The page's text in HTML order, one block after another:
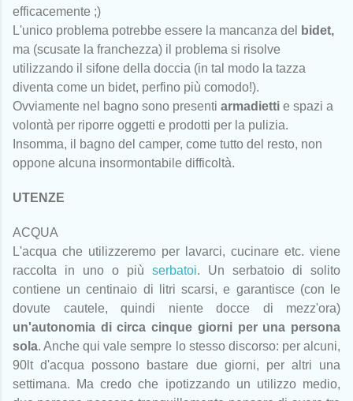
efficacemente ;)
L'unico problema potrebbe essere la mancanza del
bidet,
ma (scusate la franchezza) il problema si risolve
utilizzando il sifone della doccia (in tal modo la tazza
diventa come un bidet, perfino più comodo!).
Ovviamente nel bagno sono presenti armadietti e spazi a
volontà per riporre oggetti e prodotti per la pulizia.
Insomma, il bagno del camper, come tutto del resto, non
oppone alcuna insormontabile difficoltà.
UTENZE
ACQUA
L'acqua che utilizzeremo per lavarci, cucinare etc. viene
raccolta in uno o più serbatoi. Un serbatoio di solito
contiene un centinaio di litri scarsi, e garantisce (con le
dovute cautele, quindi niente docce di mezz'ora)
un'autonomia di circa cinque giorni per una persona
sola. Anche qui vale sempre lo stesso discorso: per alcuni,
90lt d'acqua possono bastare due giorni, per altri una
settimana. Ma credo che ipotizzando un utilizzo medio,